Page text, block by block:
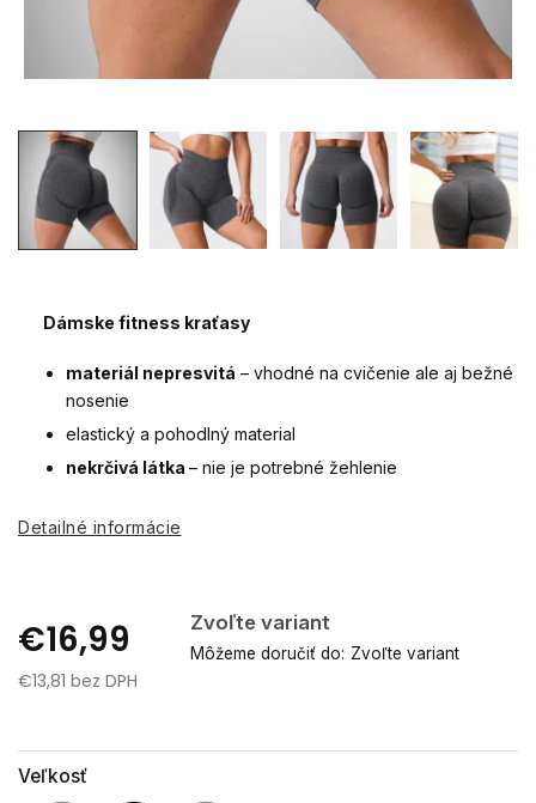
€16,99 Zvoľte variant
Môžeme doručiť do: Zvoľte variant
€13,81 bez DPH
Veľkosť
Dámske fitness kraťasy
materiál nepresvitá – vhodné na cvičenie ale aj bežné
nosenie
elastický a pohodlný material
nekrčivá látka – nie je potrebné žehlenie
Detailné informácie